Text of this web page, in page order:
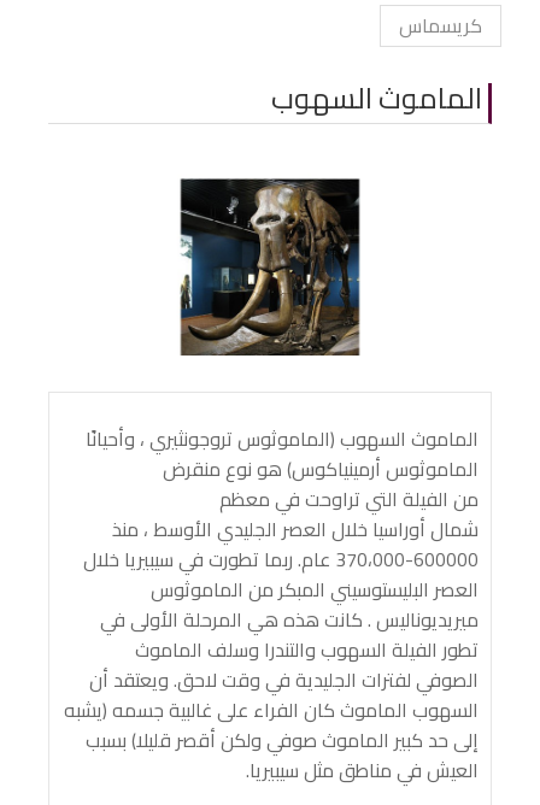
كريسماس
الماموث السهوب
الماموث السهوب (الماموثوس تروجونثيري ، وأحيانًا
الماموثوس أرمينياكوس) هو نوع منقرض
من الفيلة التي تراوحت في معظم
شمال أوراسيا خلال العصر الجليدي الأوسط ، منذ
600000-370،000 عام. ربما تطورت في سيبيريا خلال
العصر البليستوسيني المبكر من الماموثوس
ميريديوناليس . كانت هذه هي المرحلة الأولى في
تطور الفيلة السهوب والتندرا وسلف الماموث
الصوفي لفترات الجليدية في وقت لاحق. ويعتقد أن
السهوب الماموث كان الفراء على غالبية جسمه (يشبه
إلى حد كبير الماموث صوفي ولكن أقصر قليلا) بسبب
العيش في مناطق مثل سيبيريا.